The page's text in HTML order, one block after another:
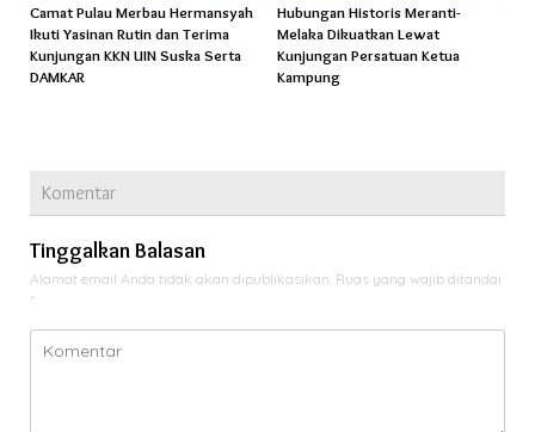
Camat Pulau Merbau Hermansyah
Ikuti Yasinan Rutin dan Terima
Kunjungan KKN UIN Suska Serta
DAMKAR
Hubungan Historis Meranti-
Melaka Dikuatkan Lewat
Kunjungan Persatuan Ketua
Kampung
Komentar
Tinggalkan Balasan
Alamat email Anda tidak akan dipublikasikan. Ruas yang wajib ditandai
*